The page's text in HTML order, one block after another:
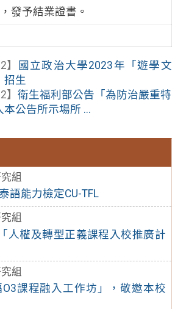
組
語能力檢定CU-TFL
組
人權及轉型正義課程入校推廣計
組
課程融入工作坊」，敬邀本校
發予結業證書。
國立政治大學2023年「遊學文
招生
衛生福利部公告「為防治嚴重特
公告所示場所 ...